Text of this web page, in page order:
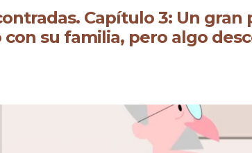
Capítulo 3: Un
con su familia, pero algo